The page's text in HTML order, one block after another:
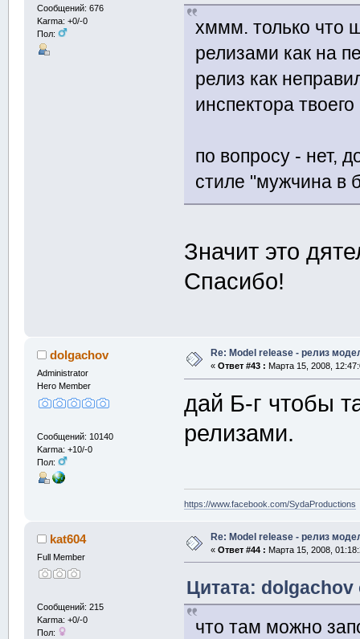
Сообщений: 676
Karma: +0/-0
Пол:
хммм. только что
релизами как на
релиз как
инспектора
по вопросу - нет,
стиле "мужчина в
Значит это
Спасибо!
dolgachov
Administrator
Hero Member
Сообщений: 10140
Karma: +10/-0
Пол:
Re: Model release - релиз
« Ответ #43 : Марта 15, 2008,
дай Б-г чтобы
релизами.
https://www.facebook.com/SydaProductions
kat604
Full Member
Сообщений: 215
Karma: +0/-0
Пол:
Re: Model release - релиз
« Ответ #44 : Марта 15, 2008,
Цитата: dolgachov
что там можно